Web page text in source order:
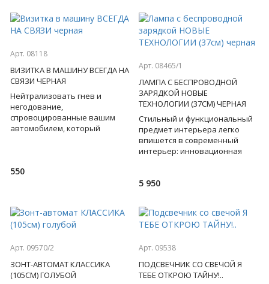
Арт. 08118
ВИЗИТКА В МАШИНУ ВСЕГДА НА
СВЯЗИ ЧЕРНАЯ
Нейтрализовать гнев и
негодование,
спровоцированные вашим
автомобилем, который
550
Арт. 08465/1
ЛАМПА С БЕСПРОВОДНОЙ
ЗАРЯДКОЙ НОВЫЕ
ТЕХНОЛОГИИ (37СМ) ЧЕРНАЯ
Стильный и функциональный
предмет интерьера легко
впишется в современный
интерьер: инновационная
регулируем
5 950
Арт. 09570/2
ЗОНТ-АВТОМАТ КЛАССИКА
(105СМ) ГОЛУБОЙ
Арт. 09538
ПОДСВЕЧНИК СО СВЕЧОЙ Я
ТЕБЕ ОТКРОЮ ТАЙНУ!..